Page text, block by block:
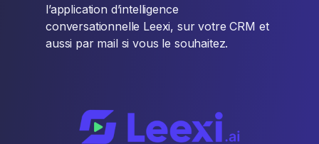
l’application d’intelligence
conversationnelle Leexi, sur votre CRM et
aussi par mail si vous le souhaitez.